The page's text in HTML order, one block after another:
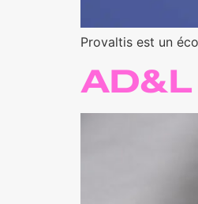
Provaltis est un